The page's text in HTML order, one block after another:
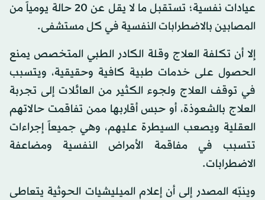
عيادات نفسية؛ تستقبل ما لا يقل عن 20 حالة يومياً من
المصابين بالاضطرابات النفسية في كل مستشفى.
إلا أن تكلفة العلاج وقلة الكادر الطبي المتخصص يمنع
الحصول على خدمات طبية كافية وحقيقية، ويتسبب
في توقف العلاج ولجوء الكثير من العائلات إلى تجربة
العلاج بالشعوذة، أو حبس أقاربها ممن تفاقمت حالاتهم
العقلية ويصعب السيطرة عليهم، وهي جميعاً إجراءات
تتسبب في مفاقمة الأمراض النفسية ومضاعفة
الاضطرابات.
وينبّه المصدر إلى أن إعلام الميليشيات الحوثية يتعاطى